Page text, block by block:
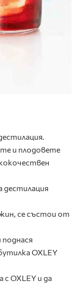
и плодовете
дестилация
се състои от
OXLEY
с OXLEY и да